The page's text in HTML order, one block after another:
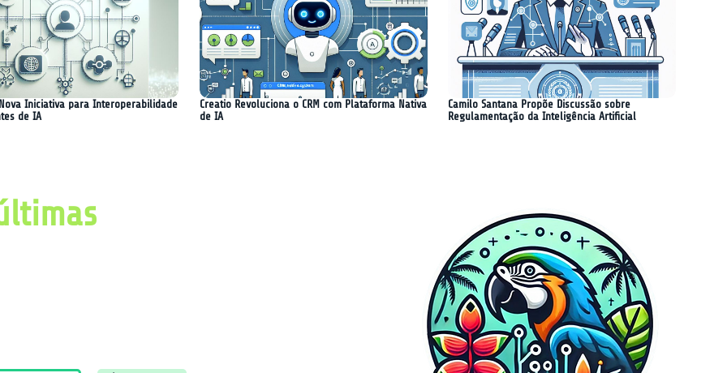
Nova Iniciativa para Interoperabilidade
de IA
Creatio Revoluciona o CRM com Plataforma Nativa
de IA
Camilo Santana Propõe Discussão sobre
Regulamentação da Inteligência Artificial